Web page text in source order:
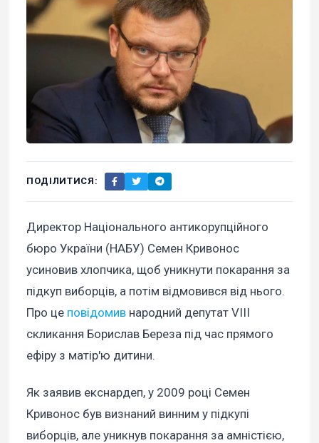
ПОДІЛИТИСЯ:
Директор Національного антикорупційного
бюро України (НАБУ) Семен Кривонос
усиновив хлопчика, щоб уникнути покарання за
підкуп виборців, а потім відмовився від нього.
Про це повідомив народний депутат VIII
скликання Борислав Береза під час прямого
ефіру з матір'ю дитини.
Як заявив екснардеп, у 2009 році Семен
Кривонос був визнаний винним у підкупі
виборців, але уникнув покарання за амністією,